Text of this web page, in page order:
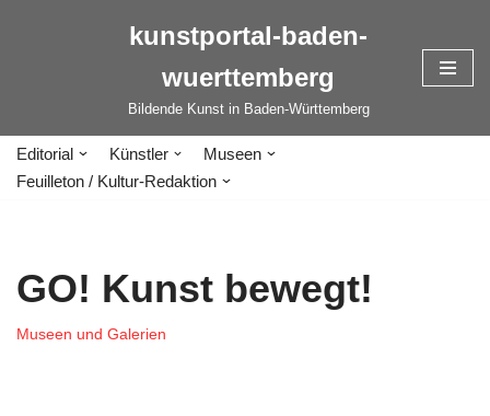
kunstportal-baden-
wuerttemberg
Bildende Kunst in Baden-Württemberg
Editorial Künstler
Museen
Feuilleton / Kultur-Redaktion
GO! Kunst bewegt!
Museen und Galerien